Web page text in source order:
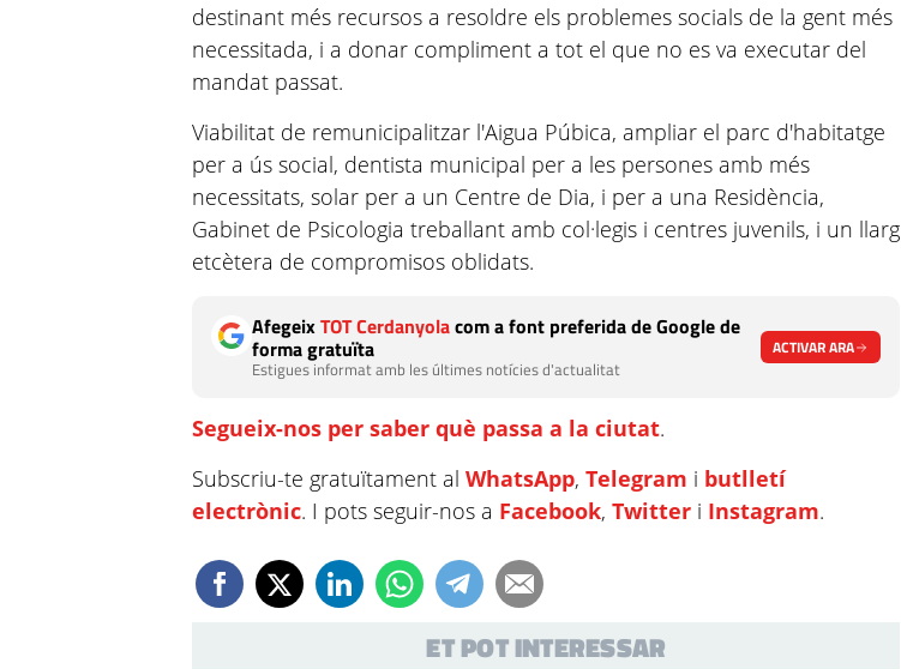
destinant més recursos a resoldre els problemes socials de la gent més
necessitada, i a donar compliment a tot el que no es va executar del
mandat passat.
Viabilitat de remunicipalitzar l'Aigua Púbica, ampliar el parc d'habitatge
per a ús social, dentista municipal per a les persones amb més
necessitats, solar per a un Centre de Dia, i per a una Residència,
Gabinet de Psicologia treballant amb col·legis i centres juvenils, i un llarg
etcètera de compromisos oblidats.
AfegeixTOT Cerdanyolacom a font preferida de Google de
forma gratuïta
Estigues informat amb les últimes notícies d'actualitat
ACTIVAR ARA
Segueix-nos per saber què passa a la ciutat.
Subscriu-te gratuïtament alWhatsApp,Telegram i butlletí
electrònic. I pots seguir-nos a Facebook,Twitter i Instagram.
ET POT INTERESSAR